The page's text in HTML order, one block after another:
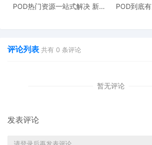
POD热门资源一站式解决 新手
POD到底
评论列表 共有 0 条评论
暂无评论
发表评论